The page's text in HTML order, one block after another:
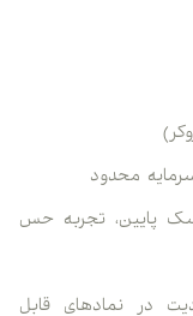
محدود
پایین، تجربه حس
در نمادهای قابل